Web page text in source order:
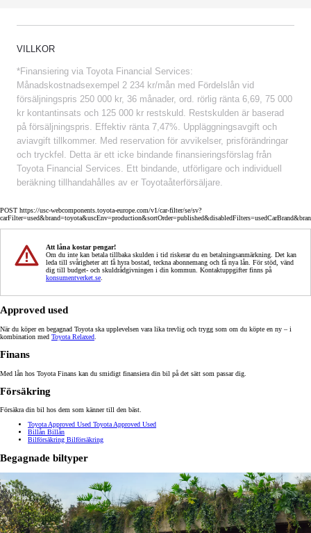
VILLKOR
*Finansiering via Toyota Financial Services:
Månadskostnadsexempel 2 234 kr/mån med Fördelslån vid
försäljningspris 250 000 kr, 36 månader, ord. rörlig ränta 6,69, 75 000
kr kontantinsats och 125 000 kr restskuld. Restskulden är baserad
på försäljningspris. Effektiv ränta 7,47%. Uppläggningsavgift och
aviavgift tillkommer. Med reservation för avvikelser, prisförändringar
och tryckfel. Detta är ett icke bindande finansieringsförslag från
Toyota Financial Services. Ett bindande, utförligare och individuell
beräkning tillhandahålles av er Toyotaåterförsäljare.
POST https://usc-webcomponents.toyota-europe.com/v1/car-filter/se/sv?
Att låna kostar pengar!
Om du inte kan betala tillbaka skulden i tid riskerar du en betalningsanmärkning. Det kan
leda till svårigheter att få hyra bostad, teckna abonnemang och få nya lån. För stöd, vänd
dig till budget- och skuldrådgivningen i din kommun. Kontaktuppgifter finns på
konsumentverket.se
Approved used
När du köper en begagnad Toyota ska upplevelsen vara lika trevlig och trygg som om du köpte en ny – i
kombination med Toyota Relaxed
Finans
Med lån hos Toyota Finans kan du smidigt finansiera din bil på det sätt som passar dig.
Försäkring
Försäkra din bil hos dem som känner till den bäst.
Toyota Approved Used Toyota Approved Used
Billån Billån
Bilförsäkring Bilförsäkring
Begagnade biltyper